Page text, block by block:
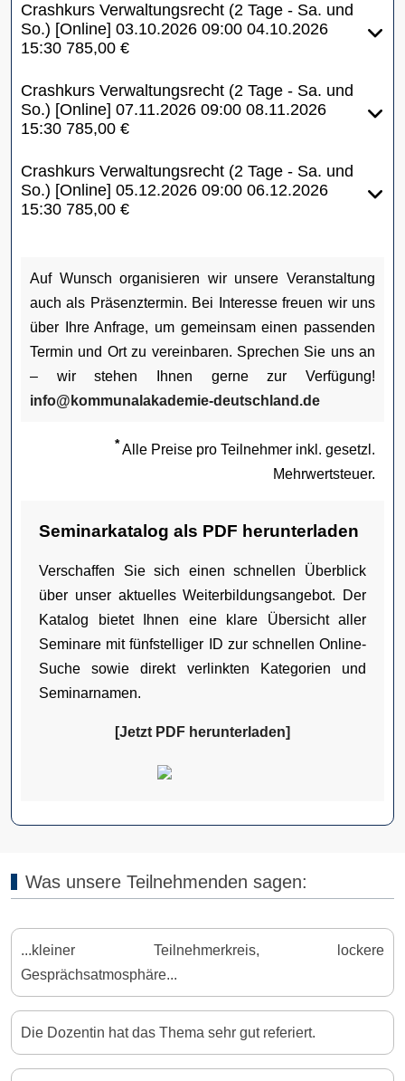
Crashkurs Verwaltungsrecht (2 Tage - Sa. und
So.) [Online] 03.10.2026 09:00 04.10.2026
15:30 785,00 €
Crashkurs Verwaltungsrecht (2 Tage - Sa. und
So.) [Online] 07.11.2026 09:00 08.11.2026
15:30 785,00 €
Crashkurs Verwaltungsrecht (2 Tage - Sa. und
So.) [Online] 05.12.2026 09:00 06.12.2026
15:30 785,00 €
Auf Wunsch organisieren wir unsere Veranstaltung
auch als Präsenztermin. Bei Interesse freuen wir uns
über Ihre Anfrage, um gemeinsam einen passenden
Termin und Ort zu vereinbaren. Sprechen Sie uns an
– wir stehen Ihnen gerne zur Verfügung!
info@kommunalakademie-deutschland.de
*Alle Preise pro Teilnehmer inkl. gesetzl.
Mehrwertsteuer.
Seminarkatalog als PDF herunterladen
Verschaffen Sie sich einen schnellen Überblick
über unser aktuelles Weiterbildungsangebot. Der
Katalog bietet Ihnen eine klare Übersicht aller
Seminare mit fünfstelliger ID zur schnellen Online-
Suche sowie direkt verlinkten Kategorien und
Seminarnamen.
[Jetzt PDF herunterladen]
Was unsere Teilnehmenden sagen:
...kleiner Teilnehmerkreis, lockere
Gesprächsatmosphäre...
Die Dozentin hat das Thema sehr gut referiert.